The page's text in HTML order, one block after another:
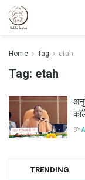
Home Tag etah
Tag: etah
BY
TRENDING